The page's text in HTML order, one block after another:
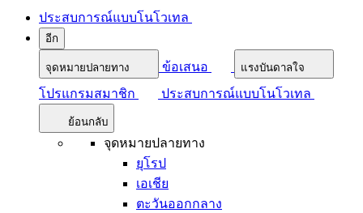
ประสบการณ์แบบโนโวเทล
อีก
จุดหมายปลายทาง ข้อเสนอ แรงบันดาลใจ
โปรแกรมสมาชิก ประสบการณ์แบบโนโวเทล
ย้อนกลับ
จุดหมายปลายทาง
ยุโรป
เอเชีย
ตะวันออกกลาง